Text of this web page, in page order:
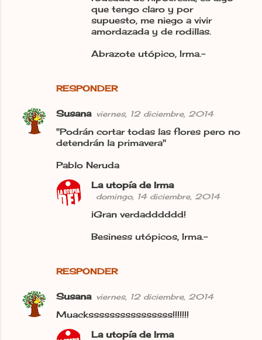
RESPONDER
que tengo claro y por
supuesto, me niego a vivir
amordazada y de rodillas.
Abrazote utópico, Irma.-
Susana viernes, 12 diciembre, 2014
"Podrán cortar todas las flores pero no
detendrán la primavera"
Pablo Neruda
RESPONDER
La utopía de Irma
domingo, 14 diciembre, 2014
¡Gran verdadddddd!
Besiness utópicos, Irma.-
Susana viernes, 12 diciembre, 2014
Muackssssssssssssssss!!!!!!!
La utopía de Irma